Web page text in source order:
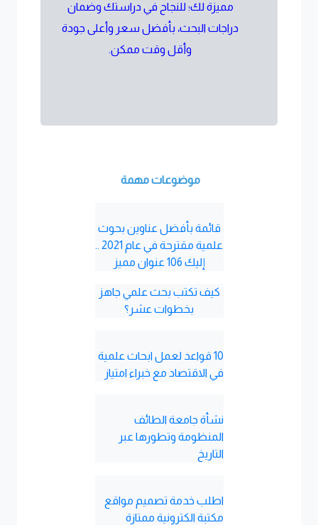
مميزة لك؛ للنجاح في دراستك وضمان
دراجات البحث، بأفضل سعر وأعلى جودة
وأقل وقت ممكن.
موضوعات مهمة
قائمة بأفضل عناوين بحوث
علمية مقترحة في عام 2021 ..
إليك 106 عنوان مميز
كيف تكتب بحث علمي جاهز
بخطوات عشر؟
10 قواعد لعمل ابحاث علمية
في الاقتصاد مع خبراء امتياز
نشأة جامعة الطائف
المنظومة وتطورها عبر
التاريخ
اطلب خدمة تصميم مواقع
مكتبة الكترونية ممتازة